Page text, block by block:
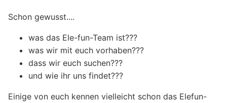
Schon gewusst....
was das Ele-fun-Team ist???
was wir mit euch vorhaben???
dass wir euch suchen???
und wie ihr uns findet???
Einige von euch kennen vielleicht schon das Elefun-